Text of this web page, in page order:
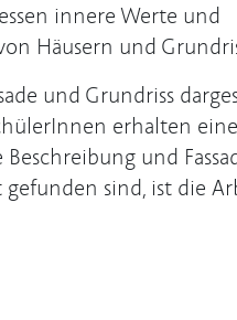
innere Werte und
Häusern und
und Grundriss
erhalten
und
sind, ist die